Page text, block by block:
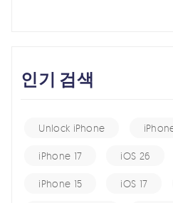
인기 검색
Unlock iPhone
iPhone 17 iOS 26
iPhone 15 iOS 17